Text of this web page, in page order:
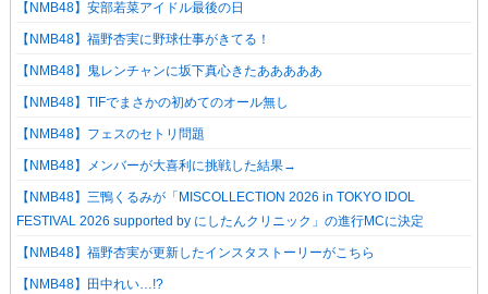
【NMB48】安部若菜アイドル最後の日
【NMB48】福野杏実に野球仕事がきてる！
【NMB48】鬼レンチャンに坂下真心きたあああああ
【NMB48】TIFでまさかの初めてのオール無し
【NMB48】フェスのセトリ問題
【NMB48】メンバーが大喜利に挑戦した結果→
【NMB48】三鴨くるみが「MISCOLLECTION 2026 in TOKYO IDOL
FESTIVAL 2026 supported by にしたんクリニック」の進行MCに決定
【NMB48】福野杏実が更新したインスタストーリーがこちら
【NMB48】田中れい…!?